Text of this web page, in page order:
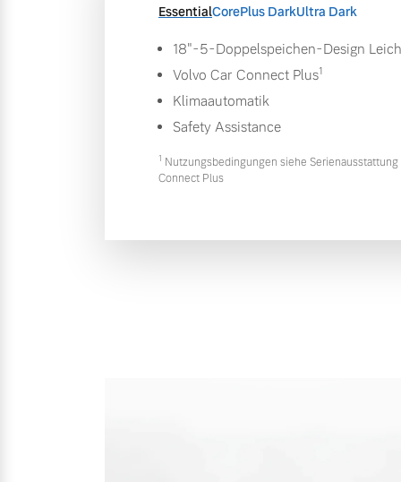
EssentialCorePlus DarkUltra Dark
18"-5-Doppelspeichen-Design
Volvo Car Connect Plus1
Klimaautomatik
Safety Assistance
1 Nutzungsbedingungen siehe Serienausstattung
Connect Plus